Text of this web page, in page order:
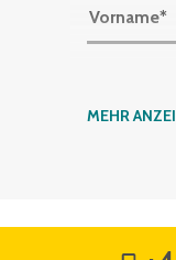
Vorname*
Nachname
MEHR